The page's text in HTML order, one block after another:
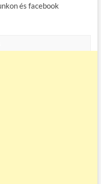
és facebook